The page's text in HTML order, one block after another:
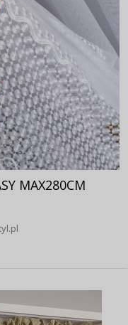
MAX280CM